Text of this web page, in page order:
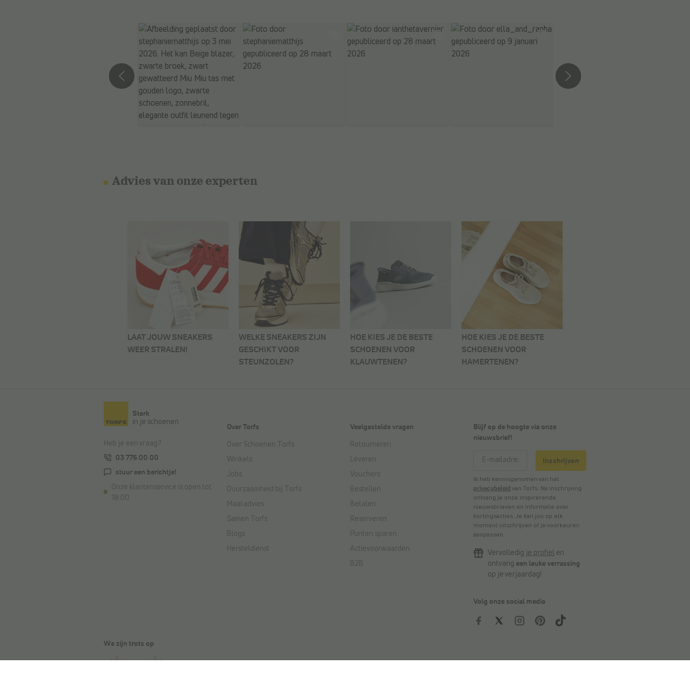
Advies van onze experten
LAAT JOUW SNEAKERS
WEER STRALEN!
WELKE SNEAKERS ZIJN
GESCHIKT VOOR
STEUNZOLEN?
HOE KIES JE DE BESTE
SCHOENEN VOOR
KLAUWTENEN?
HOE KIES JE DE BESTE
SCHOENEN VOOR
HAMERTENEN?
Sterk
in je schoenen
Heb je een vraag?
03 776 00 00
stuur een berichtje!
Onze klantenservice is open tot
18:00
Over Torfs
Over Schoenen Torfs
Winkels
Jobs
Duurzaamheid bij Torfs
Maatadvies
Samen Torfs
Blogs
Hersteldienst
Veelgestelde vragen
Retourneren
Leveren
Vouchers
Bestellen
Betalen
Reserveren
Punten sparen
Actievoorwaarden
B2B
Blijf op de hoogte via onze
nieuwsbrief!
Inschrijven
Ik heb kennisgenomen van het
privacybeleid van Torfs. Na inschrijving
ontvang je onze inspirerende
nieuwsbrieven en informatie over
kortingsacties. Je kan jou op elk
moment uitschrijven of je voorkeuren
aanpassen.
Vervolledig je profiel en
ontvang een leuke verrassing
op je verjaardag!
Volg onze social media
We zijn trots op